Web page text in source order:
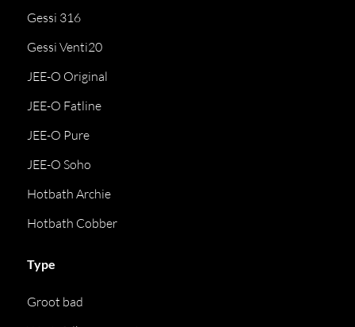
Gessi 316
Gessi Venti20
JEE-O Original
JEE-O Fatline
JEE-O Pure
JEE-O Soho
Hotbath Archie
Hotbath Cobber
Type
Groot bad